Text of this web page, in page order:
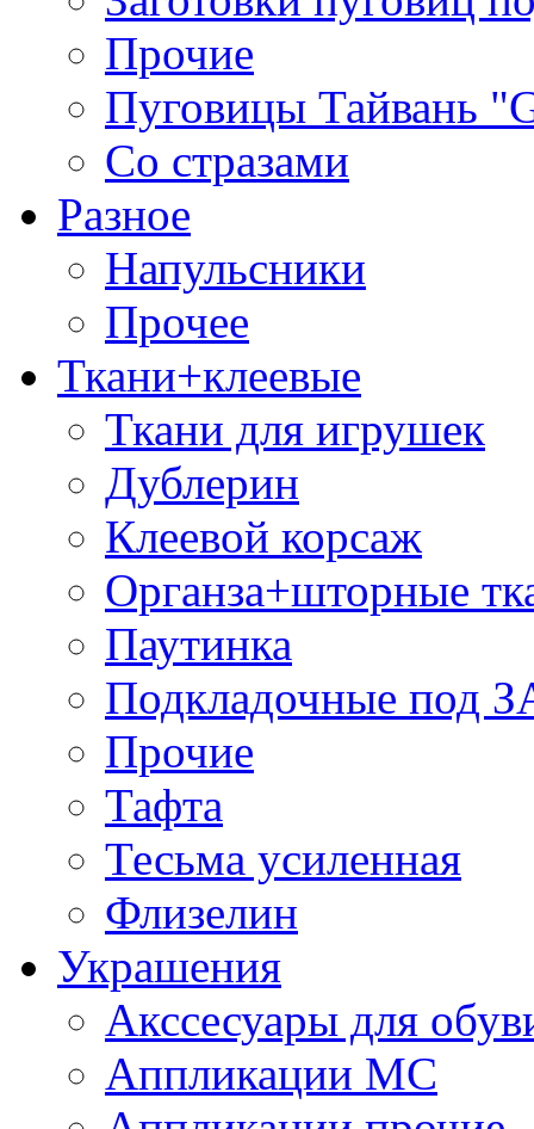
Прочие
Пуговицы Тайвань
Со стразами
Разное
Напульсники
Прочее
Ткани+клеевые
Ткани для игрушек
Дублерин
Клеевой корсаж
Органза+шторные
Паутинка
Подкладочные под
Прочие
Тафта
Тесьма усиленная
Флизелин
Украшения
Акссесуары для
Аппликации МС